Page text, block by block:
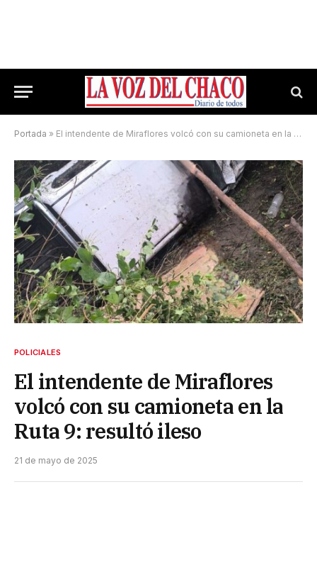
Portada » El intendente de Miraflores volcó con su camioneta en la Ruta 9: resultó ileso
POLICIALES
El intendente de Miraflores
volcó con su camioneta en la
Ruta 9: resultó ileso
21 de mayo de 2025